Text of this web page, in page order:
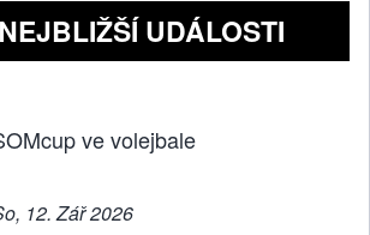
NEJBLIŽŠÍ UDÁLOSTI
ve volejbale
12. Zář 2026